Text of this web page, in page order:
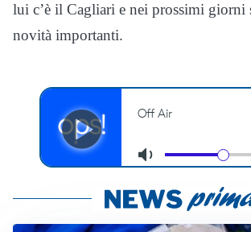
lui c’è il Cagliari e nei prossimi giorni
novità importanti.